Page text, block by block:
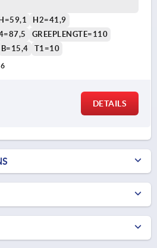
H2=41,9
GREEPLENGTE=110
B=15,4 T1=10
DETAILS